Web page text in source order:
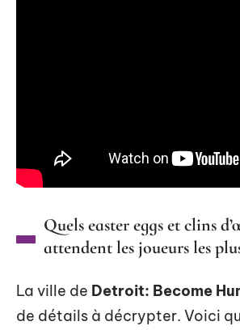
Quels easter eggs et clins
attendent les joueurs les
La ville de Detroit: Become
de détails à décrypter. Voici